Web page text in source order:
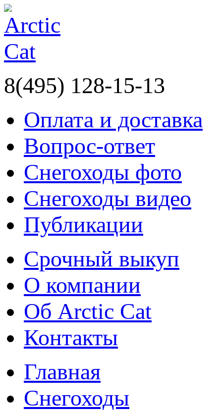
8(495) 128-15-13
Оплата и доставка
Вопрос-ответ
Снегоходы фото
Снегоходы видео
Публикации
Срочный выкуп
О компании
Об Arctic Cat
Контакты
Главная
Снегоходы